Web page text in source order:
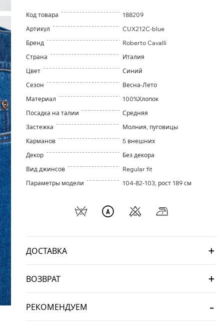
Код товара
188209
Артикул
CUX212C-blue
Бренд
Roberto Cavalli
Страна
Италия
Цвет
Синий
Сезон
Весна-Лето
Материал
100%Хлопок
Посадка на талии
Средняя
Застежка
Молния, пуговицы
Карманов
5 внешних
Декор
Без декора
Вид джинсов
Regular fit
Параметры модели
104-82-103, рост 189 см
ДОСТАВКА
ВОЗВРАТ
РЕКОМЕНДУЕМ